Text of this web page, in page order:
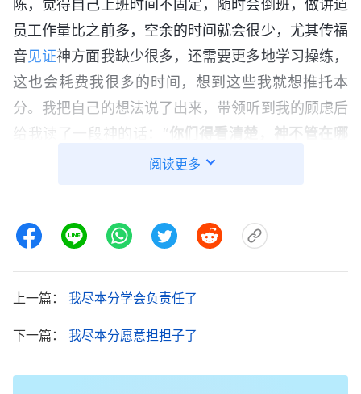
陈，觉得自己上班时间不固定，随时会倒班，做讲道
员工作量比之前多，空余的时间就会很少，尤其传福
音见证神方面我缺少很多，还需要更多地学习操练，
这也会耗费我很多的时间，想到这些我就想推托本
分。我把自己的想法说了出来，带领听到我的顾虑后
给我读了一段神的话：“ 你们得看清楚，神不管在哪
个期间、哪个阶段作工作都需要一部分人来配合，这
个人都有使命，都有责任，都有托付。神给你托付你
本分。本分是什么？是神给你的使命。什么是使命？
付而活，心里只有这个托付，不应该为其他而活。）
阅读更多
上一篇： 我尽本分学会负责任了
下一篇： 我尽本分愿意担担子了